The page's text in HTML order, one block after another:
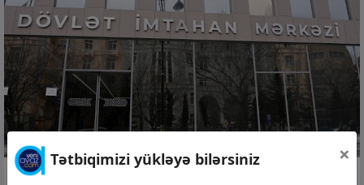
06 avq 2026, 10:12
Tətbiqimizi yükləyə bilərsiniz ×